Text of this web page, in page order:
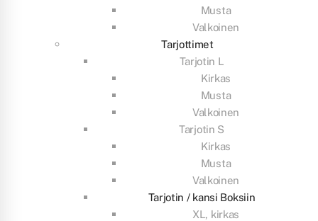
Musta
Valkoinen
Tarjottimet
Tarjotin L
Kirkas
Musta
Valkoinen
Tarjotin S
Kirkas
Musta
Valkoinen
Tarjotin / kansi Boksiin
XL, kirkas